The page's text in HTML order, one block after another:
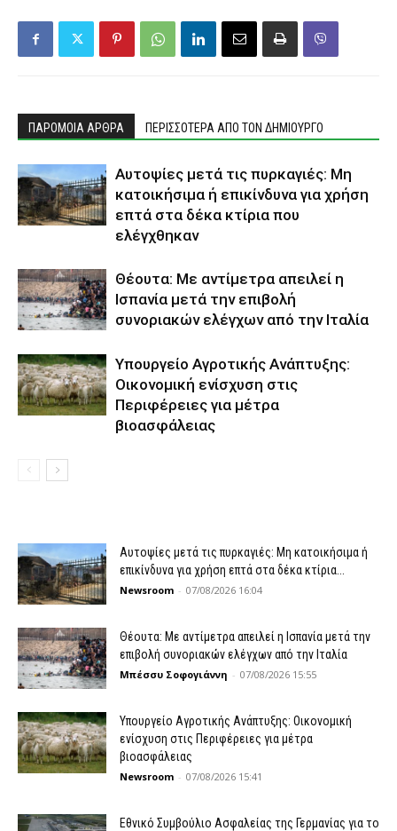
ΠΑΡΟΜΟΙΑ ΑΡΘΡΑ ΠΕΡΙΣΣΟΤΕΡΑ ΑΠΟ ΤΟΝ ΔΗΜΙΟΥΡΓΟ
Αυτοψίες μετά τις πυρκαγιές: Μη
κατοικήσιμα ή επικίνδυνα για χρήση
επτά στα δέκα κτίρια που
ελέγχθηκαν
Θέουτα: Με αντίμετρα απειλεί η
Ισπανία μετά την επιβολή
συνοριακών ελέγχων από την Ιταλία
Υπουργείο Αγροτικής Ανάπτυξης:
Οικονομική ενίσχυση στις
Περιφέρειες για μέτρα
βιοασφάλειας
Αυτοψίες μετά τις πυρκαγιές: Μη κατοικήσιμα ή
επικίνδυνα για χρήση επτά στα δέκα κτίρια...
Newsroom - 07/08/2026 16:04
Θέουτα: Με αντίμετρα απειλεί η Ισπανία μετά την
επιβολή συνοριακών ελέγχων από την Ιταλία
Μπέσσυ Σοφογιάννη - 07/08/2026 15:55
Υπουργείο Αγροτικής Ανάπτυξης: Οικονομική
ενίσχυση στις Περιφέρειες για μέτρα
βιοασφάλειας
Newsroom - 07/08/2026 15:41
Εθνικό Συμβούλιο Ασφαλείας της Γερμανίας για το